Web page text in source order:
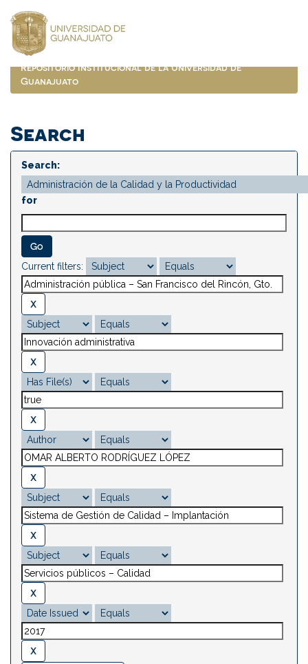
navigation
Repositorio Institucional de la Universidad de
Guanajuato
Search
Search:
for
Current filters: